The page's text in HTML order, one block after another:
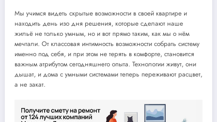
Мы учимся видеть скрытые возможности в своей квартире и
находить день изо дня решения, которые сделают наше
жильё не только умным, но и вот прямо таким, как мы о нём
мечтали. От классовая интимность возможности собрать систему
именно под себя, и при этом не терять в комфорте, становится
важным атрибутом сегодняшнего опыта. Технологии живут, они
дышат, и дома с умными системами теперь переживают расцвет,
а не закат.